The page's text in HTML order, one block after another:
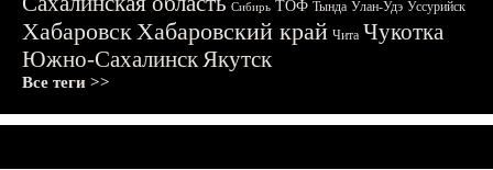
Сибирь ТОФ Тында Улан-Удэ Уссурийск
ХабаровскХабаровский край Чита Чукотка
Южно-СахалинскЯкутск
Все теги >>